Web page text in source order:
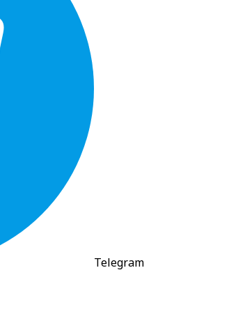
Telegram